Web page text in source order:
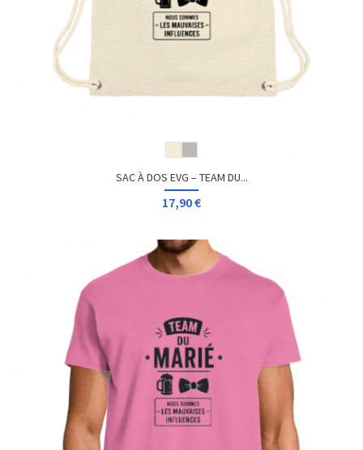
SAC À DOS EVG – TEAM DU...
17,90 €